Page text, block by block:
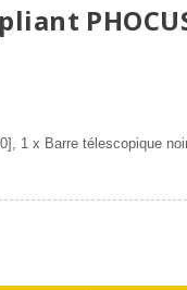
1 x Barre télescopique